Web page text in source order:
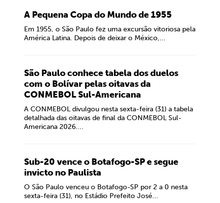
A Pequena Copa do Mundo de 1955
Em 1955, o São Paulo fez uma excursão vitoriosa pela
América Latina. Depois de deixar o México,...
São Paulo conhece tabela dos duelos
com o Bolívar pelas oitavas da
CONMEBOL Sul-Americana
A CONMEBOL divulgou nesta sexta-feira (31) a tabela
detalhada das oitavas de final da CONMEBOL Sul-
Americana 2026....
Sub-20 vence o Botafogo-SP e segue
invicto no Paulista
O São Paulo venceu o Botafogo-SP por 2 a 0 nesta
sexta-feira (31), no Estádio Prefeito José...